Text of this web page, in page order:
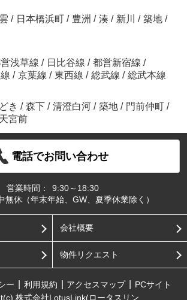
/ 日本橋浜町 / 豊洲 / 湊 / 新川 / 築地 /
浅草線 / 日比谷線 / 都営新宿線 /
/ 京葉線 / 東西線 / 総武線 / 総武本線
き / 森下 / 清澄白河 / 築地 / 門前仲町 /
宮前
電話でお問い合わせ
営業時間：
9:30～18:30
無休（年末年始、GW、夏季休業除く）
会社概要
物件リクエスト
ー 利用規約 アクセスマップ
PCサイト
株式会社LotusLink(ロータスリン